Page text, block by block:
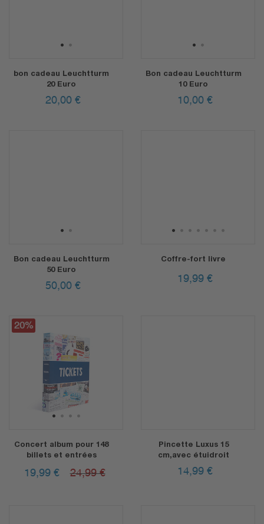
1 2
bon cadeau Leuchtturm
20 Euro
20,00 €
1 2
Bon cadeau Leuchtturm
10 Euro
10,00 €
1 2
Bon cadeau Leuchtturm
50 Euro
50,00 €
1 2 3 4 5 6 7
Coffre-fort livre
19,99 €
20%
1 2 3 4
Concert album pour 148
billets et entrées
19,99 € 24,99 €
Pincette Luxus 15
cm,avec étuidroit
14,99 €